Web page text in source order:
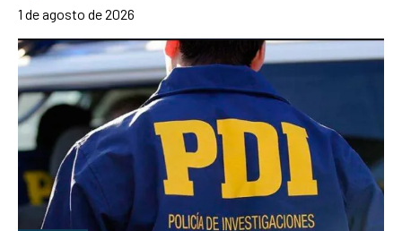
1 de agosto de 2026